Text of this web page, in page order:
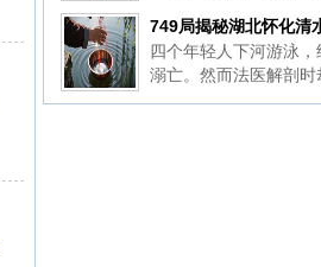
的。这事情的诡异程度
象，
针。勘测员的手刚触碰
本平静的湖面陡然开始
在七十多公里外，江苏
座山竟在同一瞬间发出
749局揭秘湖北怀化清
四个年轻人下河游泳，
溺亡。然而法医解剖时